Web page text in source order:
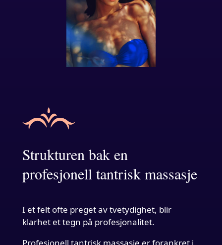
Strukturen bak en
profesjonell tantrisk massasje
I et felt ofte preget av tvetydighet, blir
klarhet et tegn på profesjonalitet.
Profesjonell tantrisk massasje er forankret i